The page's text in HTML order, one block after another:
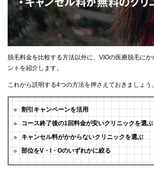
脱毛料金を比較する方法以外に、VIOの医療脱毛に
ントを紹介します。
これから説明する4つの方法を押さえておきましょう。
割引キャンペーンを活用
コース終了後の1回料金が安いクリニックを選ぶ
キャンセル料がかからないクリニックを選ぶ
部位をV・I・Oのいずれかに絞る